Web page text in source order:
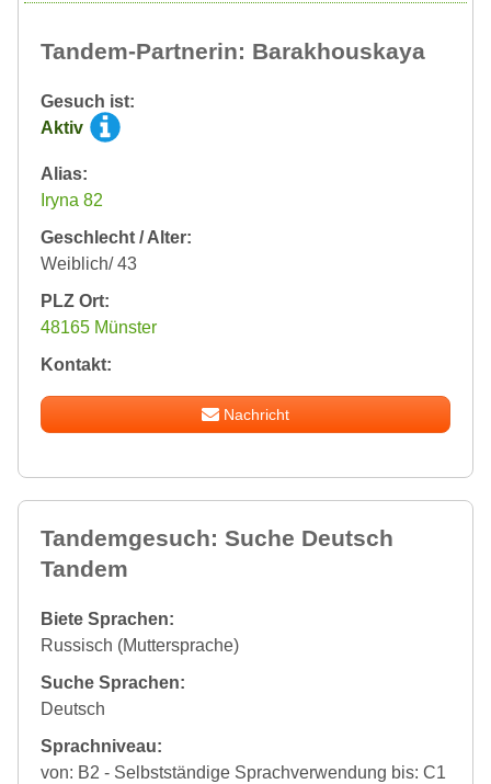
Tandem-Partnerin: Barakhouskaya
Gesuch ist:
Aktiv
Alias:
Iryna 82
Geschlecht / Alter:
Weiblich/ 43
PLZ Ort:
48165 Münster
Kontakt:
Nachricht
Tandemgesuch: Suche Deutsch
Tandem
Biete Sprachen:
Russisch (Muttersprache)
Suche Sprachen:
Deutsch
Sprachniveau:
von: B2 - Selbstständige Sprachverwendung bis: C1